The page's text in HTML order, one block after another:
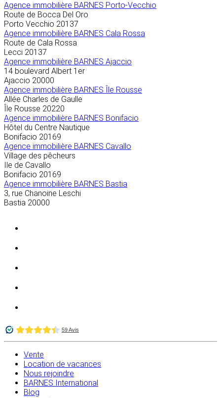
Agence immobilière BARNES Porto-Vecchio
Route de Bocca Del Oro
Porto Vecchio 20137
Agence immobilière BARNES Cala Rossa
Route de Cala Rossa
Lecci 20137
Agence immobilière BARNES Ajaccio
14 boulevard Albert 1er
Ajaccio 20000
Agence immobilière BARNES Île Rousse
Allée Charles de Gaulle
Île Rousse 20220
Agence immobilière BARNES Bonifacio
Hôtel du Centre Nautique
Bonifacio 20169
Agence immobilière BARNES Cavallo
Village des pêcheurs
Ile de Cavallo
Bonifacio 20169
Agence immobilière BARNES Bastia
3, rue Chanoine Leschi
Bastia 20000
Vente
Location de vacances
Nous rejoindre
BARNES International
Blog